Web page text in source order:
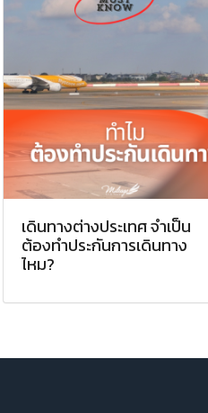
เดินทางต่างประเทศ จำเป็น
ต้องทำประกันการเดินทาง
ไหม?